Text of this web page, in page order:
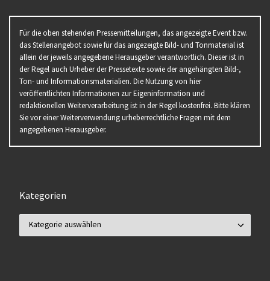
Für die oben stehenden Pressemitteilungen, das angezeigte Event bzw.
das Stellenangebot sowie für das angezeigte Bild- und Tonmaterial ist
allein der jeweils angegebene Herausgeber verantwortlich. Dieser ist in
der Regel auch Urheber der Pressetexte sowie der angehängten Bild-,
Ton- und Informationsmaterialien. Die Nutzung von hier
veröffentlichten Informationen zur Eigeninformation und
redaktionellen Weiterverarbeitung ist in der Regel kostenfrei. Bitte klären
Sie vor einer Weiterverwendung urheberrechtliche Fragen mit dem
angegebenen Herausgeber.
Kategorien